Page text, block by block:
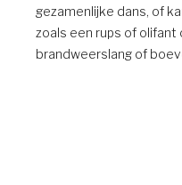
gezamenlijke dans, of
zoals een rups of olifant
brandweerslang of